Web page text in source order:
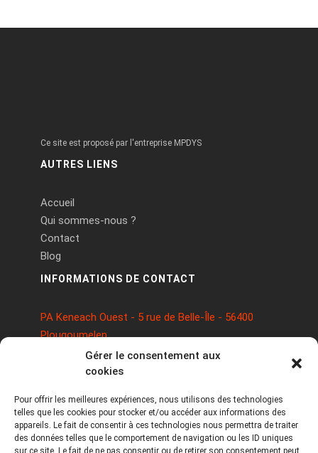
Gérer le consentement aux
cookies
Pour offrir les meilleures expériences, nous utilisons des technologies
telles que les cookies pour stocker et/ou accéder aux informations des
appareils. Le fait de consentir à ces technologies nous permettra de traiter
des données telles que le comportement de navigation ou les ID uniques
sur ce site. Le fait de ne pas consentir ou de retirer son consentement peut
Ce site est proposé par l'entreprise MPDYS
AUTRES LIENS
Accueil
Qui sommes-nous ?
Contact
Blog
INFORMATIONS DE CONTACT
PA Keneach Ouest - 5 rue de Belle-Île - 56400
Plougoumelen
contact@logiciels-etiquettes.com
09 71 37 25 93